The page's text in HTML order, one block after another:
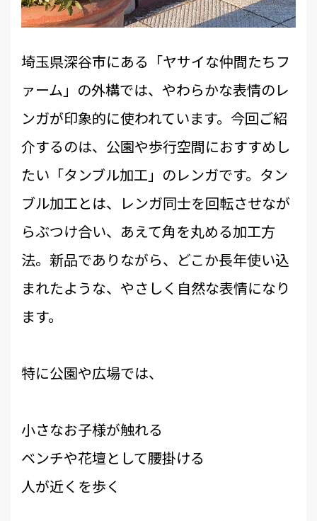
埼玉県深谷市にある「ヤサイな仲間たちフ
ァーム」の外構では、やわらかな表情のレ
ンガが印象的に使われています。今回ご紹
介するのは、公園や歩行空間におすすめし
たい「タンブル加工」のレンガです。タン
ブル加工とは、レンガ同士を回転させなが
らぶつけ合い、あえて角を丸める加工方
法。新品でありながら、どこか長年使い込
まれたような、やさしく自然な表情になり
ます。
特に公園や広場では、
小さなお子様が触れる
ベンチや花壇として腰掛ける
人が近くを歩く